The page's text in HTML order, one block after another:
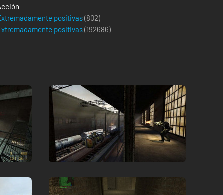
positivas(802)
positivas(192686)